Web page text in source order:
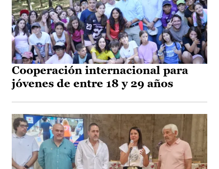
Cooperación internacional para
jóvenes de entre 18 y 29 años